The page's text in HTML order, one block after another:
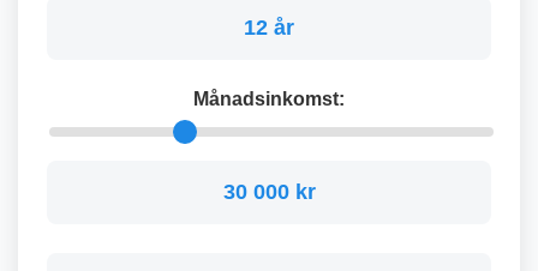
12 år
Månadsinkomst:
30 000 kr